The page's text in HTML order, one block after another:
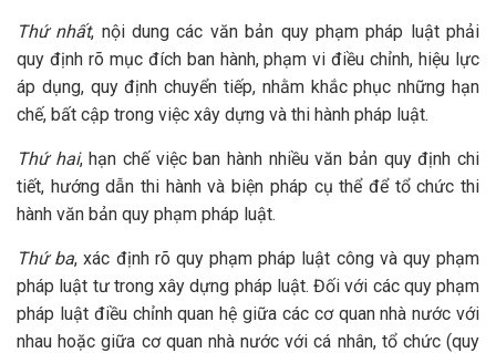
Thứ nhất, nội dung các văn bản quy phạm pháp luật phải
quy định rõ mục đích ban hành, phạm vi điều chỉnh, hiệu lực
áp dụng, quy định chuyển tiếp, nhằm khắc phục những hạn
chế, bất cập trong việc xây dựng và thi hành pháp luật.
Thứ hai, hạn chế việc ban hành nhiều văn bản quy định chi
tiết, hướng dẫn thi hành và biện pháp cụ thể để tổ chức thi
hành văn bản quy phạm pháp luật.
Thứ ba, xác định rõ quy phạm pháp luật công và quy phạm
pháp luật tư trong xây dựng pháp luật. Đối với các quy phạm
pháp luật điều chỉnh quan hệ giữa các cơ quan nhà nước với
nhau hoặc giữa cơ quan nhà nước với cá nhân, tổ chức (quy